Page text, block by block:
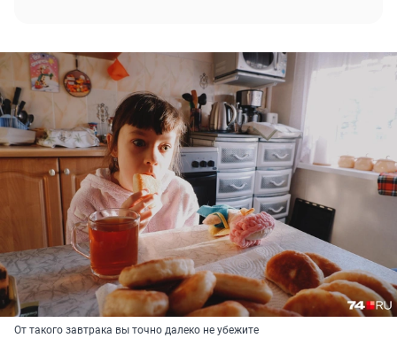
От такого завтрака вы точно далеко не убежите